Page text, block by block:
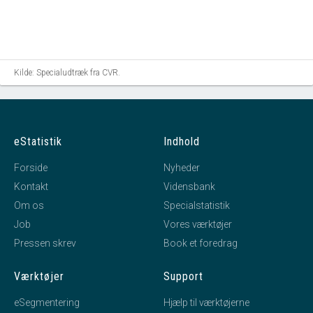
Kilde: Specialudtræk fra CVR.
eStatistik
Forside
Kontakt
Om os
Job
Pressen skrev
Indhold
Nyheder
Vidensbank
Specialstatistik
Vores værktøjer
Book et foredrag
Værktøjer
eSegmentering
Support
Hjælp til værktøjerne